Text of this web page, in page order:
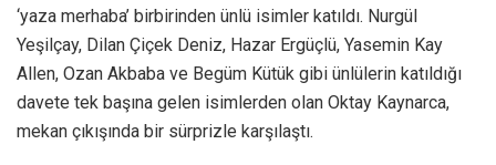
‘yaza merhaba’ birbirinden ünlü isimler katıldı. Nurgül
Yeşilçay, Dilan Çiçek Deniz, Hazar Ergüçlü, Yasemin Kay
Allen, Ozan Akbaba ve Begüm Kütük gibi ünlülerin katıldığı
davete tek başına gelen isimlerden olan Oktay Kaynarca,
mekan çıkışında bir sürprizle karşılaştı.